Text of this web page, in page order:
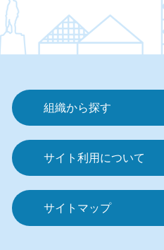
組織から探す
サイト利用について
サイトマップ